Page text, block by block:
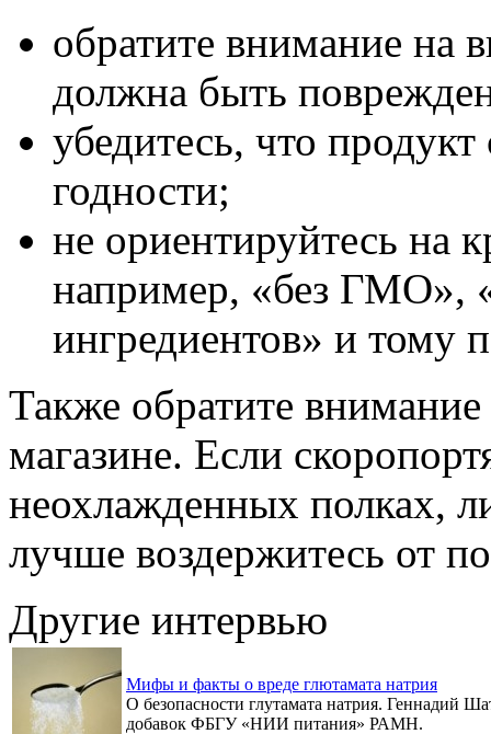
обратите внимание на
должна быть
убедитесь, что
годности;
не ориентируйтесь на
например, «без ГМО»,
ингредиентов» и тому
Также обратите
магазине. Если
неохлажденных полках,
лучше воздержитесь от
Другие интервью
Мифы и факты о вреде глютамата натрия
О безопасности глутамата натрия. Геннадий
добавок ФБГУ «НИИ питания» РАМН.